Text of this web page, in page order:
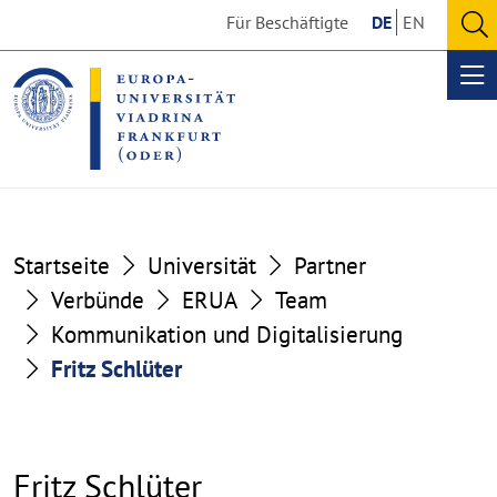
the
content
section
the
footer
section
Für Beschäftigte DE EN
Startseite Universität
Partner
Verbünde
ERUA
Team
Kommunikation und Digitalisierung
Fritz Schlüter
Fritz Schlüter